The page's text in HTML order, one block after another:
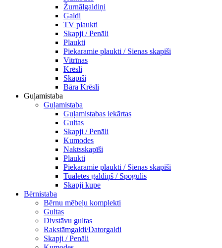
Žurnālgaldiņi
Galdi
TV plaukti
Skapji / Penāli
Plaukti
Piekaramie plaukti / Sienas skapiši
Vitrīnas
Krēsli
Skapīši
Bāra Krēsli
Guļamistaba
Guļamistaba
Guļamistabas iekārtas
Gultas
Skapji / Penāli
Kumodes
Naktsskapīši
Plaukti
Piekaramie plaukti / Sienas skapiši
Tualetes galdiņš / Spogulis
Skapji kupe
Bērnistaba
Bērnu mēbeļu komplekti
Gultas
Divstāvu gultas
Rakstāmgaldi/Datorgaldi
Skapji / Penāli